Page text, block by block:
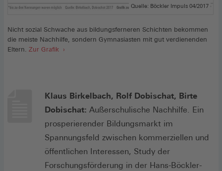
Quelle: Böckler Impuls 04/2017
Nicht sozial Schwache aus bildungsferneren Schichten bekommen
die meiste Nachhilfe, sondern Gymnasiasten mit gut verdienenden
Eltern. Zur Grafik
Klaus Birkelbach, Rolf Dobischat, Birte
Dobischat: Außerschulische Nachhilfe. Ein
prosperierender Bildungsmarkt im
Spannungsfeld zwischen kommerziellen und
öffentlichen Interessen, Study der
Forschungsförderung in der Hans-Böckler-